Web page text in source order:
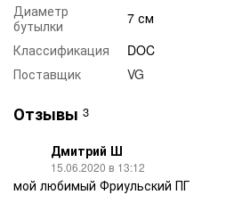
Диаметр
бутылки
7 см
Классификация
DOC
Поставщик
VG
Отзывы 3
Дмитрий Ш
15.06.2020 в 13:12
мой любимый Фриульский ПГ